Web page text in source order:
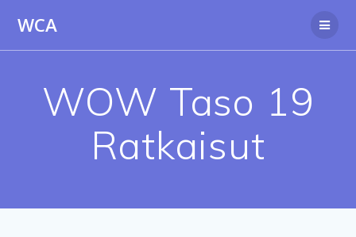
WCA
WOW Taso 19
Ratkaisut